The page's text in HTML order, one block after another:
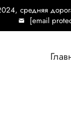
средняя
[email